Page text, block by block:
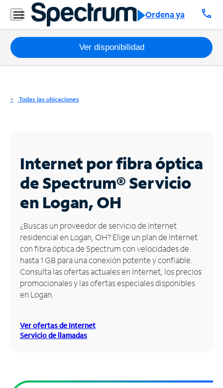
Ordena ya call
Residencial
Business
Paquetes
Internet
Business
Contáctanos
Inglés
Administrar
cuenta
Encuentra
una
tienda
Ver disponibilidad
Todas las ubicaciones
Internet por fibra óptica
de Spectrum®Servicio
en Logan, OH
¿Buscas un proveedor de servicio de Internet
residencial en Logan, OH? Elige un plan de Internet
con fibra óptica de Spectrum con velocidades de
hasta 1 GB para una conexión potente y confiable.
Consulta las ofertas actuales en Internet, los precios
promocionales y las ofertas especiales disponibles
en Logan.
Ver ofertas de Internet
Servicio de llamadas